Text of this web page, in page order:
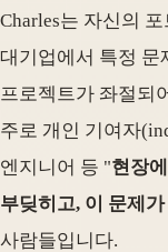
Charles는 자신의
대기업에서 특정 문
프로젝트가 좌절되
주로 개인 기여자
엔지니어 등 "현장
부딪히고, 이 문제
사람들입니다.